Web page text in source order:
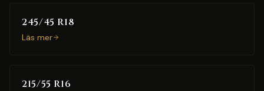
245/45 R18
Läs mer
215/55 R16